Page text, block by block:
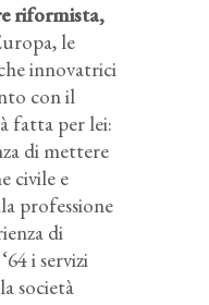
riformista,
le
innovatrici
con il
fatta per lei:
di mettere
civile e
professione
di
i servizi
società